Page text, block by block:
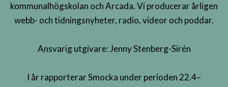
kommunalhögskolan och Arcada. Vi producerar årligen
webb- och tidningsnyheter, radio, videor och poddar.
Ansvarig utgivare: Jenny Stenberg-Sirén
I år rapporterar Smocka under perioden 22.4–